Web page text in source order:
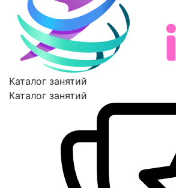
Каталог занятий
Каталог занятий